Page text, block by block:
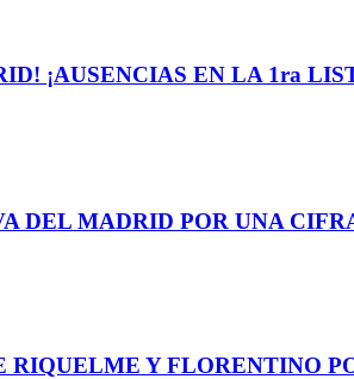
¡AUSENCIAS EN LA 1ra
DEL MADRID POR UNA
RIQUELME Y FLORENTINO